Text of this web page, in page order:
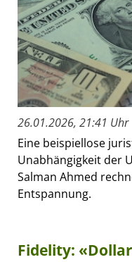
26.01.2026, 21:41 Uhr
Eine beispiellose
Unabhängigkeit der
Salman Ahmed
Entspannung.
Fidelity: